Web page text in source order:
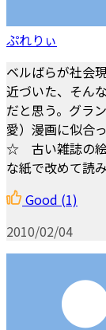
ぷれりぃ
ベルばらが社会
近づいた、そん
だと思う。グラ
愛）漫画に似合
☆ 古い雑誌の絵
な紙で改めて読
Good (1)
2010/02/04